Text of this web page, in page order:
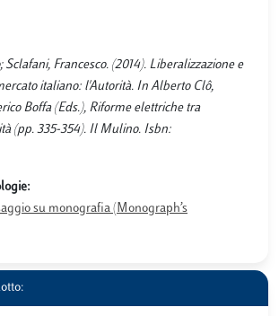
Francesco. (2014). Liberalizzazione e
italiano: l'Autorità. In Alberto Clô,
Boffa (Eds.), Riforme elettriche tra
(pp. 335-354). Il Mulino. Isbn:
su monografia (Monograph’s